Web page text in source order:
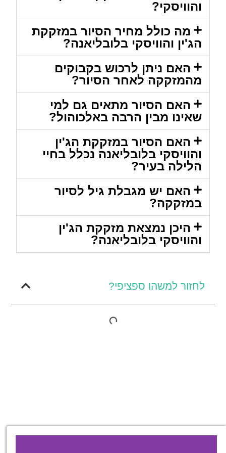
והוויסקי?
מה כולל מחיר הסיור במזקקת
הג'ין והוויסקי בלובליאנה?
האם ניתן לרכוש בקבוקים
מהמזקקה לאחר הסיור?
האם הסיור מתאים גם למי
שאינו מבין הרבה באלכוהול?
האם הסיור במזקקת הג'ין
והוויסקי בלובליאנה נכלל בחיי
הלילה בעיר?
האם יש מגבלת גיל לסיור
במזקקה?
היכן נמצאת מזקקת הג'ין
והוויסקי בלובליאנה?
לחזור למשהו ספציפי?